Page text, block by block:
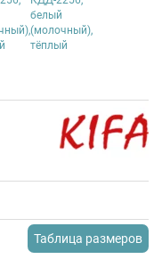
Таблица размеров